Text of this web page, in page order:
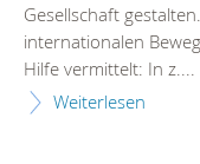
Gesellschaft
internationalen
Hilfe vermittelt: In z....
Weiterlesen